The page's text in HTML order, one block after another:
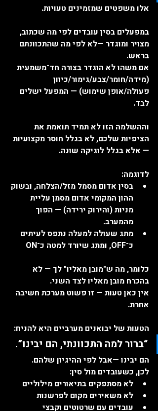
אלו משפטים שמזמינים טעויות.
במפעלים בסין עובדים לפי מה שכתוב,
מצויר ומוגדר —לא לפי מה שהתכוונתם
בראש.
אם משהו לא הוגדר בצורה חד־משמעית
(מידה/חומר/צבע/גימור/כיוון
פעולה/אופן שימוש) — המפעל ישלים
לבד.
וההשלמה הזו לא תמיד תואמת את
הציפיות שלכם, לא בגלל חוסר מקצועיות
— אלא בגלל לוגיקה שונה.
לדוגמה:
בסין אדום מסמל מזל/הצלחה, ובשוק
ההון המקומי אדום מסמן עליית
מניות (והירוק ירידה) — הפוך
מהמערב.
מתג שעולה למעלה נתפס לעיתים
כ־OFF, ומתג שיורד למטה כ־ON
כלומר, מה ש"מובן מאליו" לך — לא
בהכרח מובן מאליו לצד השני.
אין כאן טעות — זו פשוט מערכת חשיבה
אחרת.
הטעות של יבואנים מערביים היא להניח:
“ברור למה התכוונתי, הם יבינו”.
הם יבינו —אבל לפי ההיגיון שלהם.
לכן, כשעובדים מול סין:
לא מסתפקים בתיאורים מילוליים
לא משאירים מקום לפרשנות
עובדים עם שרטוטים וקבצי